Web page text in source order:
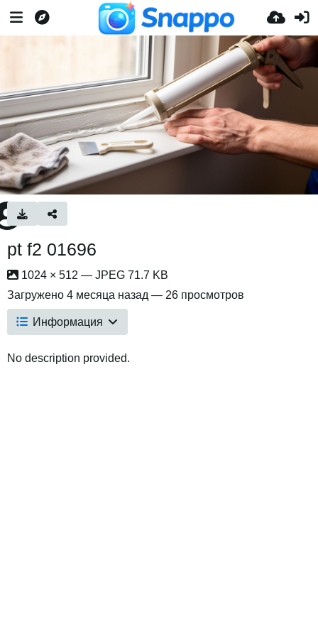
pt f2 01696
1024 × 512 — JPEG 71.7 KB
Загружено 4 месяца назад — 26 просмотров
Информация
No description provided.